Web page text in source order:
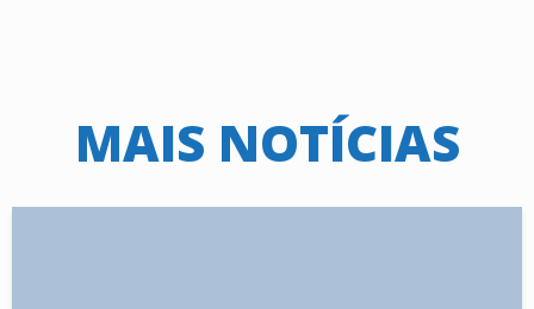
MAIS NOTÍCIAS